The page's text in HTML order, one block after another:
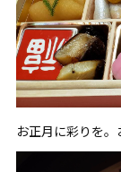
お正月に彩りを。